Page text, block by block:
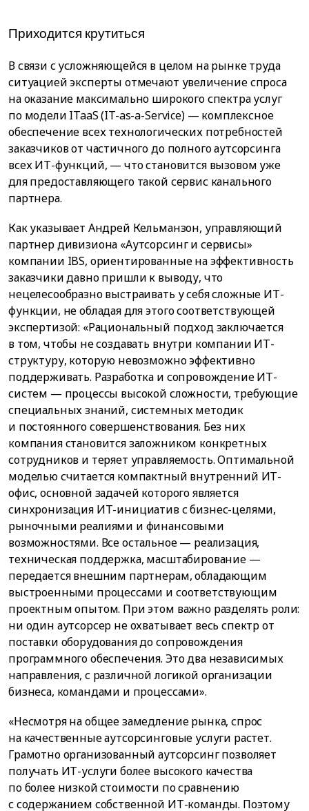
Приходится крутиться
В связи с усложняющейся в целом на рынке труда
ситуацией эксперты отмечают увеличение спроса
на оказание максимально широкого спектра услуг
по модели ITaaS (IT-as-a-Service) — комплексное
обеспечение всех технологических потребностей
заказчиков от частичного до полного аутсорсинга
всех ИТ-функций, — что становится вызовом уже
для предоставляющего такой сервис канального
партнера.
Как указывает Андрей Кельманзон, управляющий
партнер дивизиона «Аутсорсинг и сервисы»
компании IBS, ориентированные на эффективность
заказчики давно пришли к выводу, что
нецелесообразно выстраивать у себя сложные ИТ-
функции, не обладая для этого соответствующей
экспертизой: «Рациональный подход заключается
в том, чтобы не создавать внутри компании ИТ-
структуру, которую невозможно эффективно
поддерживать. Разработка и сопровождение ИТ-
систем — процессы высокой сложности, требующие
специальных знаний, системных методик
и постоянного совершенствования. Без них
компания становится заложником конкретных
сотрудников и теряет управляемость. Оптимальной
моделью считается компактный внутренний ИТ-
офис, основной задачей которого является
синхронизация ИТ-инициатив с бизнес-целями,
рыночными реалиями и финансовыми
возможностями. Все остальное — реализация,
техническая поддержка, масштабирование —
передается внешним партнерам, обладающим
выстроенными процессами и соответствующим
проектным опытом. При этом важно разделять роли:
ни один аутсорсер не охватывает весь спектр от
поставки оборудования до сопровождения
программного обеспечения. Это два независимых
направления, с различной логикой организации
бизнеса, командами и процессами».
«Несмотря на общее замедление рынка, спрос
на качественные аутсорсинговые услуги растет.
Грамотно организованный аутсорсинг позволяет
получать ИТ-услуги более высокого качества
по более низкой стоимости по сравнению
с содержанием собственной ИТ-команды. Поэтому